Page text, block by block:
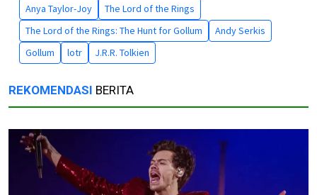
Anya Taylor-Joy
The Lord of the Rings
The Lord of the Rings: The Hunt for Gollum
Andy Serkis
Gollum
lotr J.R.R. Tolkien
REKOMENDASI BERITA